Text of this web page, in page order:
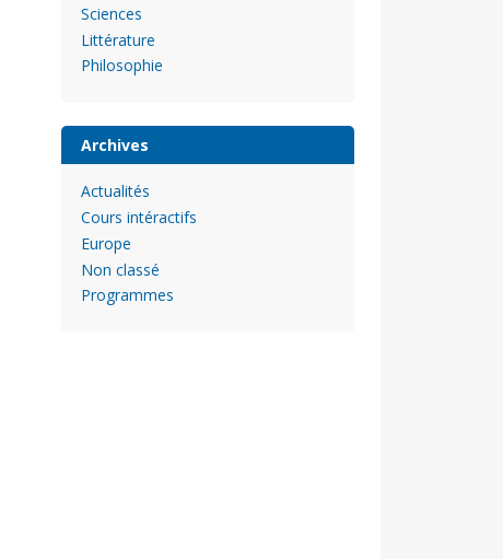
Sciences
Littérature
Philosophie
Archives
Actualités
Cours intéractifs
Europe
Non classé
Programmes